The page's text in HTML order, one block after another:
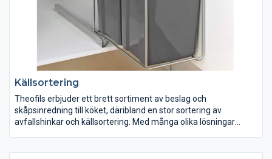
Källsortering
Theofils erbjuder ett brett sortiment av beslag och
skåpsinredning till köket, däribland en stor sortering av
avfallshinkar och källsortering. Med många olika lösningar